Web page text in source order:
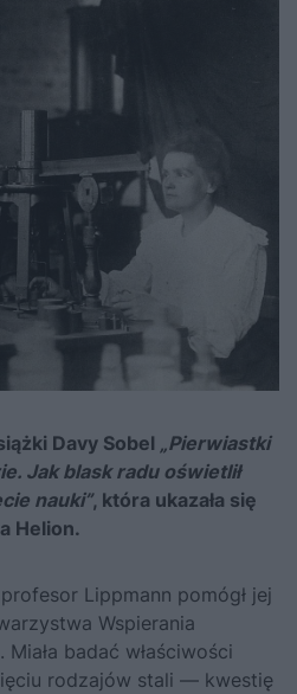
Davy Sobel „Pierwiastki
Jak blask radu oświetlił
nauki”, która ukazała się
Helion.
Lippmann pomógł jej
Wspierania
badać właściwości
rodzajów stali — kwestię